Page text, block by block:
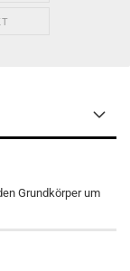
Grundkörper um